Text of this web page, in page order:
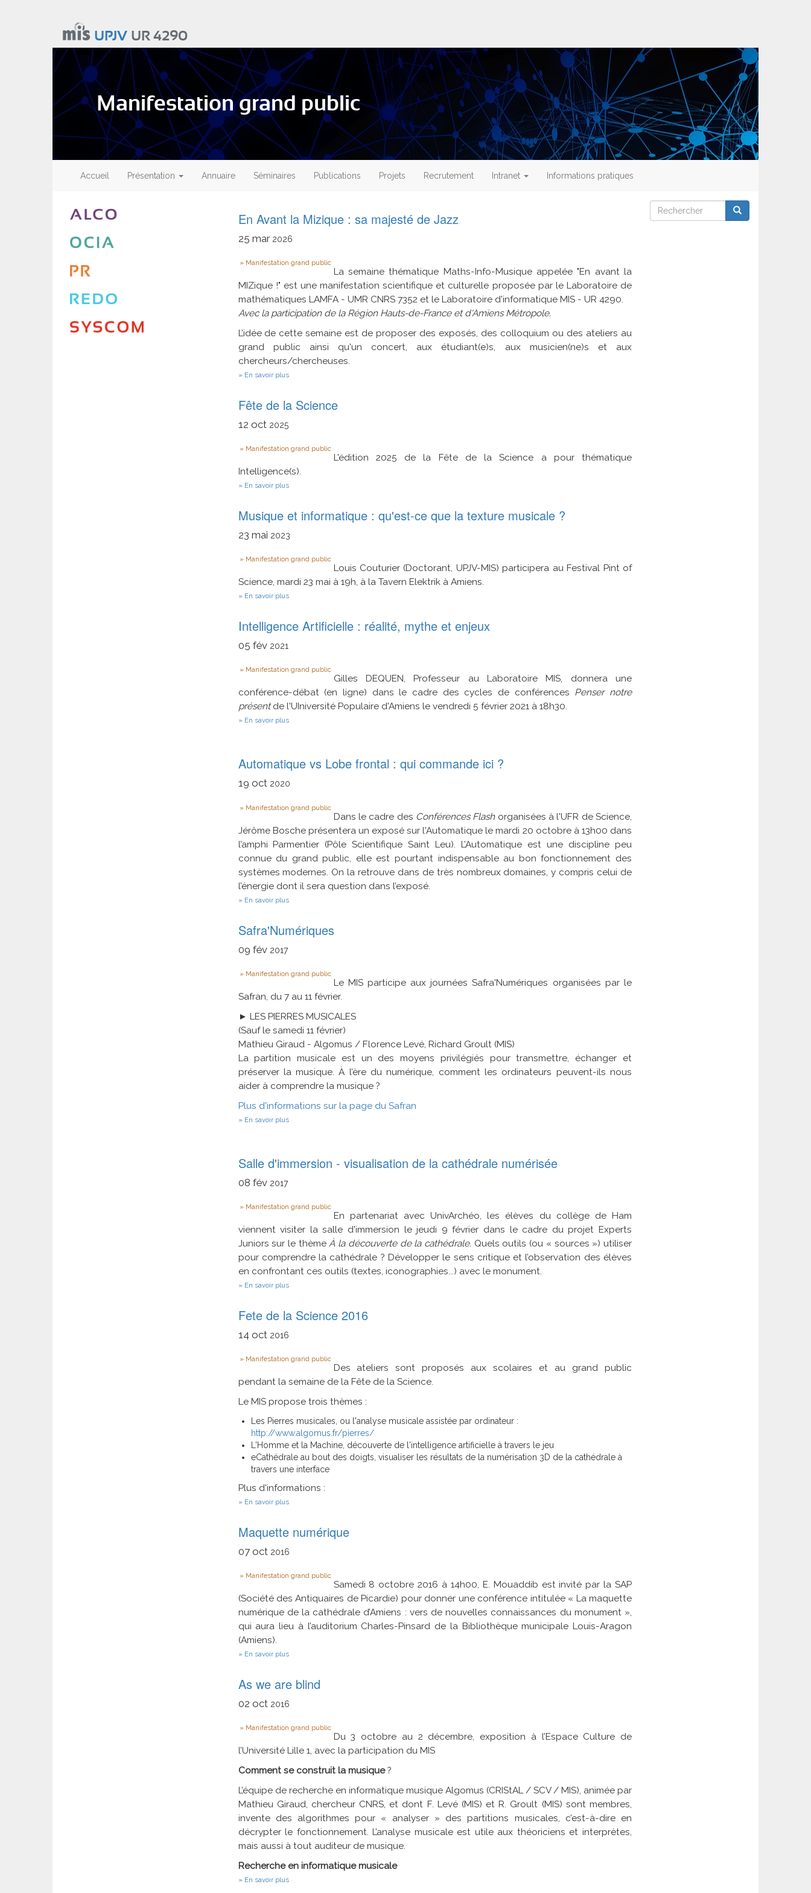
UPJVUR 4290
Manifestation grand public
Main
navigation
Accueil Présentation Annuaire Séminaires Publications Projets Recrutement Intranet Informations pratiques
En Avant la Mizique : sa majesté de Jazz
25 mar2026
Type
Manifestation grand public
La semaine thématique Maths-Info-Musique appelée "En avant la
MIZique !" est une manifestation scientifique et culturelle proposée par le Laboratoire de
mathématiques LAMFA - UMR CNRS 7352 et le Laboratoire d'informatique MIS - UR 4290.
Avec la participation de la Région Hauts-de-France et d'Amiens Métropole.
L’idée de cette semaine est de proposer des exposés, des colloquium ou des ateliers au
grand public ainsi qu'un concert, aux étudiant(e)s, aux musicien(ne)s et aux
chercheurs/chercheuses.
En savoir plussur
la
Mizique
de
Fête de la Science
12 oct2025
Type
Manifestation grand public
L'édition 2025 de la Fête de la Science a pour thématique
Intelligence(s).
En savoir plussur
la
Science
Musique et informatique : qu'est-ce que la texture musicale ?
23 mai 2023
Type
Manifestation grand public
Louis Couturier (Doctorant, UPJV-MIS) participera au Festival Pint of
Science, mardi 23 mai à 19h, à la Tavern Elektrik à Amiens.
En savoir plussur
informatique
:
la
musicale
Intelligence Artificielle : réalité, mythe et enjeux
05 fév2021
Type
Manifestation grand public
Gilles DEQUEN, Professeur au Laboratoire MIS, donnera une
conférence-débat (en ligne) dans le cadre des cycles de conférences Penser notre
présentde l'UIniversité Populaire d'Amiens le vendredi 5 février 2021 à 18h30.
En savoir plussur
mythe
enjeux
Automatique vs Lobe frontal : qui commande ici ?
19 oct2020
Type
Manifestation grand public
Dans le cadre des Conférences Flashorganisées à l'UFR de Science,
Jérôme Bosche présentera un exposé sur l'Automatique le mardi 20 octobre à 13h00 dans
l’amphi Parmentier (Pôle Scientifique Saint Leu). L’Automatique est une discipline peu
connue du grand public, elle est pourtant indispensable au bon fonctionnement des
systèmes modernes. On la retrouve dans de très nombreux domaines, y compris celui de
l’énergie dont il sera question dans l’exposé.
En savoir plussur
Lobe
frontal
ici
Safra'Numériques
09 fév2017
Type
Manifestation grand public
Le MIS participe aux journées Safra'Numériques organisées par le
Safran, du 7 au 11 février.
► LES PIERRES MUSICALES
(Sauf le samedi 11 février)
Mathieu Giraud - Algomus / Florence Levé, Richard Groult (MIS)
La partition musicale est un des moyens privilégiés pour transmettre, échanger et
préserver la musique. À l’ère du numérique, comment les ordinateurs peuvent-ils nous
aider à comprendre la musique ?
Plus d'informations sur la page du Safran
En savoir plussur
Salle d'immersion - visualisation de la cathédrale numérisée
08 fév2017
Type
Manifestation grand public
En partenariat avec UnivArchéo, les élèves du collège de Ham
viennent visiter la salle d'immersion le jeudi 9 février dans le cadre du projet Experts
Juniors sur le thèmeÀ la découverte de la cathédrale. Quels outils (ou « sources ») utiliser
pour comprendre la cathédrale ? Développer le sens critique et l’observation des élèves
en confrontant ces outils (textes, iconographies...) avec le monument.
En savoir plussur
-
visualisation
numérisée
Fete de la Science 2016
14 oct2016
Type
Manifestation grand public
Des ateliers sont proposés aux scolaires et au grand public
pendant la semaine de la Fête de la Science.
Le MIS propose trois thèmes :
Les Pierres musicales, ou l'analyse musicale assistée par ordinateur :
http://www.algomus.fr/pierres/
L'Homme et la Machine, découverte de l'intelligence artificielle à travers le jeu
eCathédrale au bout des doigts, visualiser les résultats de la numérisation 3D de la cathédrale à
travers une interface
Plus d'informations :
En savoir plussur
la
Science
2016
Maquette numérique
07 oct2016
Type
Manifestation grand public
Samedi 8 octobre 2016 à 14h00, E. Mouaddib est invité par la SAP
(Société des Antiquaires de Picardie) pour donner une conférence intitulée « La maquette
numérique de la cathédrale d’Amiens : vers de nouvelles connaissances du monument »,
qui aura lieu à l’auditorium Charles-Pinsard de la Bibliothèque municipale Louis-Aragon
(Amiens).
En savoir plussur
As we are blind
02 oct2016
Type
Manifestation grand public
Du 3 octobre au 2 décembre, exposition à l’Espace Culture de
l’Université Lille 1, avec la participation du MIS
Comment se construit la musique?
L’équipe de recherche en informatique musique Algomus (CRIStAL / SCV / MIS), animée par
Mathieu Giraud, chercheur CNRS, et dont F. Levé (MIS) et R. Groult (MIS) sont membres,
invente des algorithmes pour « analyser » des partitions musicales, c’est-à-dire en
décrypter le fonctionnement. L’analyse musicale est utile aux théoriciens et interprètes,
mais aussi à tout auditeur de musique.
Recherche en informatique musicale
En savoir plussur
Rechercher
Rechercher Rechercher